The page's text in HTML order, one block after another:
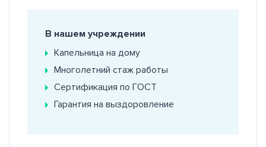
В нашем учреждении
Капельница на дому
Многолетний стаж работы
Сертификация по ГОСТ
Гарантия на выздоровление